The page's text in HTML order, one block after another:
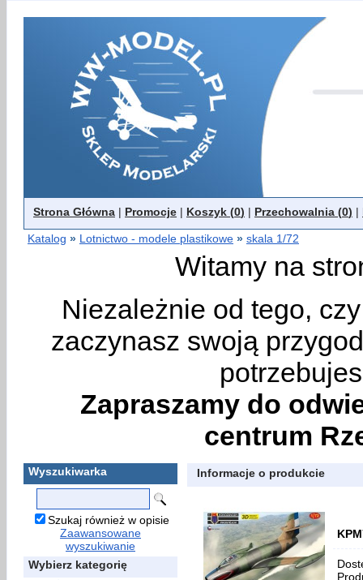
Strona Główna | Promocje | Koszyk (0) | Przechowalnia (0) |
Katalog » Lotnictwo - modele plastikowe » skala 1/72
Witamy na
Niezależnie od tego,
zaczynasz swoją
Zapraszamy do
centrum
Wyszukiwarka
Szukaj również w opisie
Zaawansowane
wyszukiwanie
Wybierz kategorię
Informacje o produkcie